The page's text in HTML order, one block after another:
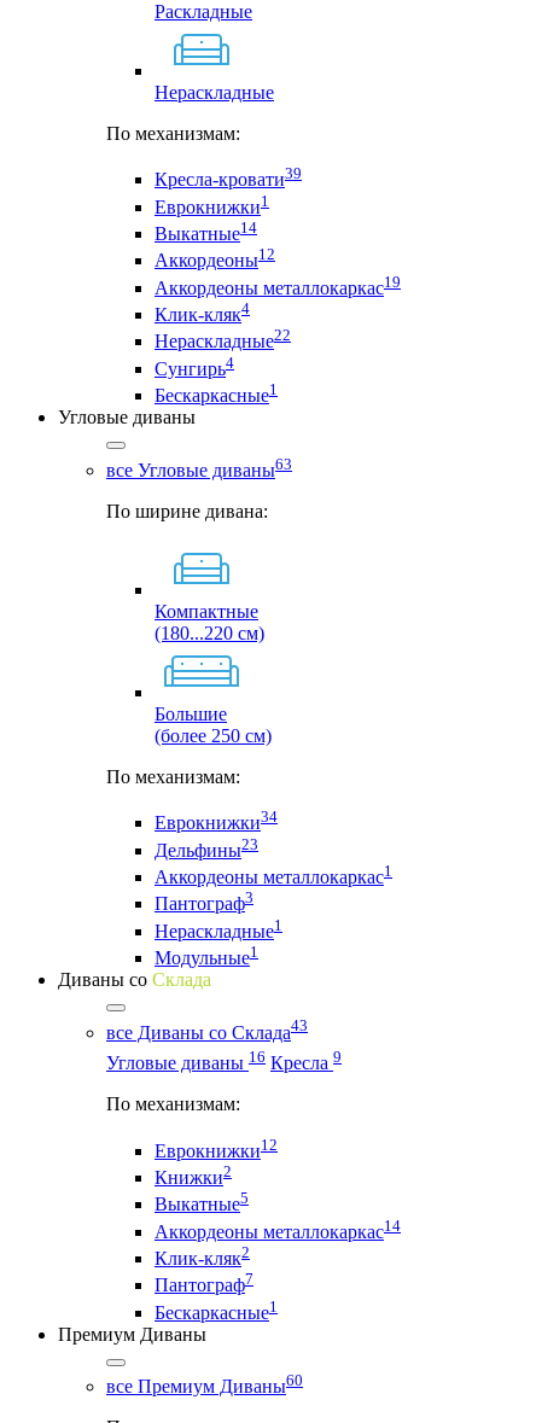
Раскладные
Нераскладные
По механизмам:
Кресла-кровати39
Еврокнижки1
Выкатные14
Аккордеоны12
Аккордеоны металлокаркас19
Клик-кляк4
Нераскладные22
Сунгирь4
Бескаркасные1
Угловые диваны
все Угловые диваны63
По ширине дивана:
Компактные
(180...220 см)
Большие
(более 250 см)
По механизмам:
Еврокнижки34
Дельфины23
Аккордеоны металлокаркас1
Пантограф3
Нераскладные1
Модульные1
Диваны со Склада
все Диваны со Склада43
Угловые диваны 16 Кресла 9
По механизмам:
Еврокнижки12
Книжки2
Выкатные5
Аккордеоны металлокаркас14
Клик-кляк2
Пантограф7
Бескаркасные1
Премиум Диваны
все Премиум Диваны60